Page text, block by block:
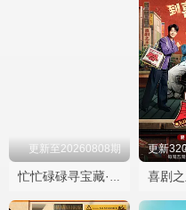
更新至20260808期
忙忙碌碌寻宝藏·双人成行季